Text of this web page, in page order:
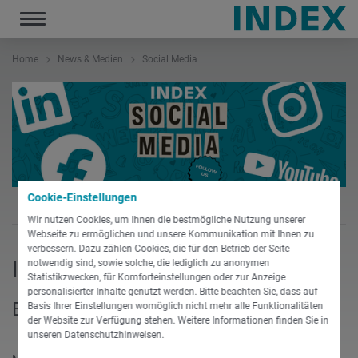
Cookie-Einstellungen
Wir nutzen Cookies, um Ihnen die bestmögliche Nutzung unserer
Webseite zu ermöglichen und unsere Kommunikation mit Ihnen zu
verbessern. Dazu zählen Cookies, die für den Betrieb der Seite
notwendig sind, sowie solche, die lediglich zu anonymen
Statistikzwecken, für Komforteinstellungen oder zur Anzeige
personalisierter Inhalte genutzt werden. Bitte beachten Sie, dass auf
Basis Ihrer Einstellungen womöglich nicht mehr alle Funktionalitäten
der Website zur Verfügung stehen. Weitere Informationen finden Sie in
unseren Datenschutzhinweisen.
Toggle
navigation
Home News & Medien Social Media
INDEX in den sozialen Medien
Bleiben Sie verbunden